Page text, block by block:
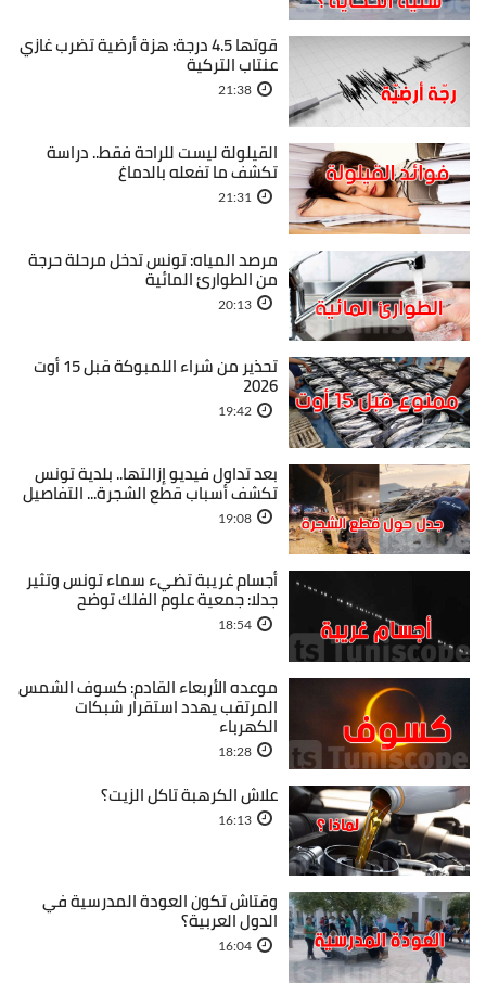
قوتها 4.5 درجة: هزة أرضية تضرب غازي
عنتاب التركية
21:38
القيلولة ليست للراحة فقط.. دراسة
تكشف ما تفعله بالدماغ
21:31
مرصد المياه: تونس تدخل مرحلة حرجة
من الطوارئ المائية
20:13
تحذير من شراء اللمبوكة قبل 15 أوت
2026
19:42
بعد تداول فيديو إزالتها.. بلدية تونس
تكشف أسباب قطع الشجرة... التفاصيل
19:08
أجسام غريبة تضيء سماء تونس وتثير
جدلا: جمعية علوم الفلك توضح
18:54
موعده الأربعاء القادم: كسوف الشمس
المرتقب يهدد استقرار شبكات
الكهرباء
18:28
علاش الكرهبة تاكل الزيت؟
16:13
وقتاش تكون العودة المدرسية في
الدول العربية؟
16:04